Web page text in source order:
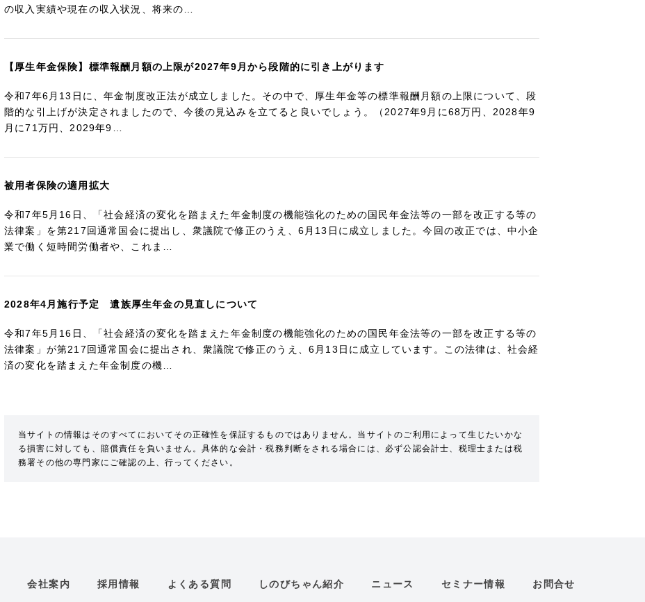
の収入実績や現在の収入状況、将来の…
【厚生年金保険】標準報酬月額の上限が2027年9月から段階的に引き上がります
令和7年6月13日に、年金制度改正法が成立しました。その中で、厚生年金等の標準報酬月額の上限について、段
階的な引上げが決定されましたので、今後の見込みを立てると良いでしょう。（2027年9月に68万円、2028年9
月に71万円、2029年9…
被用者保険の適用拡大
令和7年5月16日、「社会経済の変化を踏まえた年金制度の機能強化のための国民年金法等の一部を改正する等の
法律案」を第217回通常国会に提出し、衆議院で修正のうえ、6月13日に成立しました。今回の改正では、中小企
業で働く短時間労働者や、これま…
2028年4月施行予定 遺族厚生年金の見直しについて
令和7年5月16日、「社会経済の変化を踏まえた年金制度の機能強化のための国民年金法等の一部を改正する等の
法律案」が第217回通常国会に提出され、衆議院で修正のうえ、6月13日に成立しています。この法律は、社会経
済の変化を踏まえた年金制度の機…
当サイトの情報はそのすべてにおいてその正確性を保証するものではありません。当サイトのご利用によって生じたいかな
る損害に対しても、賠償責任を負いません。具体的な会計・税務判断をされる場合には、必ず公認会計士、税理士または税
務署その他の専門家にご確認の上、行ってください。
会社案内 採用情報 よくある質問 しのびちゃん紹介 ニュース セミナー情報 お問合せ